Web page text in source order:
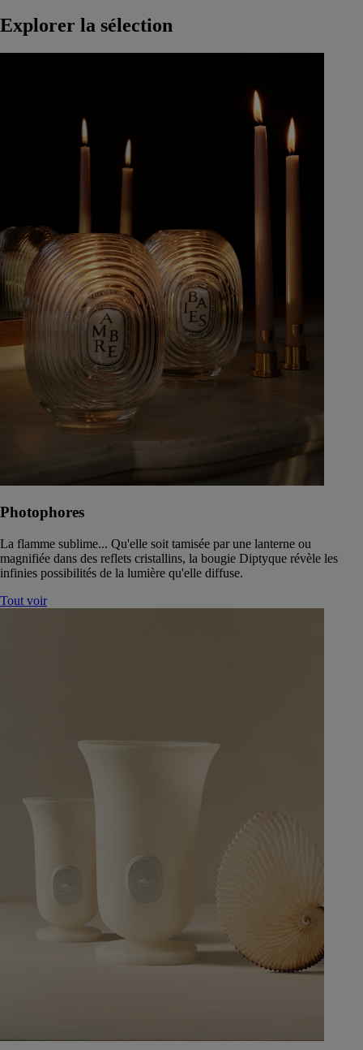
Explorer la sélection
Photophores
La flamme sublime... Qu'elle soit tamisée par une lanterne ou
magnifiée dans des reflets cristallins, la bougie Diptyque révèle les
infinies possibilités de la lumière qu'elle diffuse.
Tout voir